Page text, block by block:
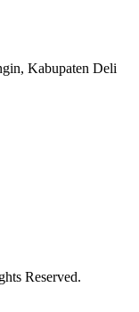
Kabupaten Deli
Reserved.